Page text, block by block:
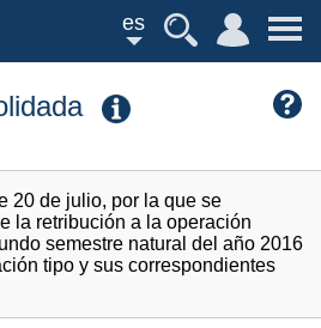
es
20 de julio, por la que se
la retribución a la operación
semestre natural del año 2016
tipo y sus correspondientes